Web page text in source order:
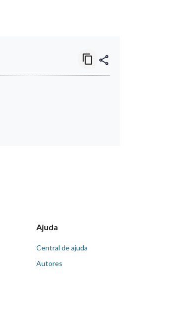
Ajuda
Central de ajuda
Autores